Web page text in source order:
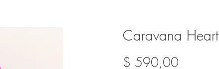
Caravana Heart
$ 590,00Precio